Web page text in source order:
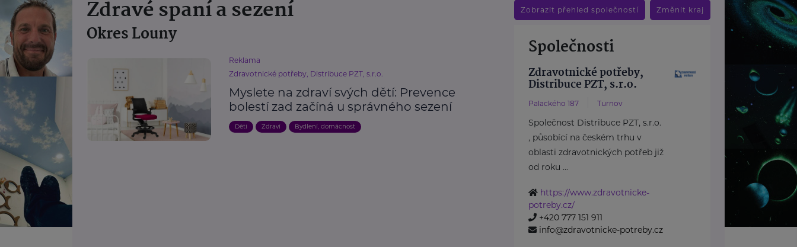
Zdravé spaní a sezení
Okres Louny
Reklama
Zdravotnické potřeby, Distribuce PZT, s.r.o.
Myslete na zdraví svých dětí: Prevence
bolestí zad začíná u správného sezení
Děti Zdraví Bydlení, domácnost
Zobrazit přehled společností Změnit kraj
Společnosti
Zdravotnické potřeby,
Distribuce PZT, s.r.o.
Palackého 187 Turnov
Společnost Distribuce PZT, s.r.o.
, působící na českém trhu v
oblasti zdravotnických potřeb již
od roku ...
https://www.zdravotnicke-
potreby.cz/
+420 777 151 911
info@zdravotnicke-potreby.cz